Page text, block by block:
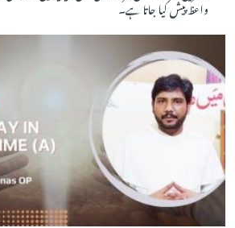
واعظ پیش کیا جاتا ہے۔